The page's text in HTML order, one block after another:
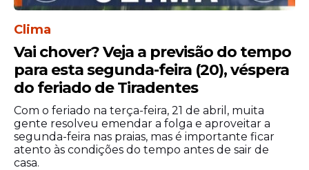
Clima
Vai chover? Veja a previsão do tempo
para esta segunda-feira (20), véspera
do feriado de Tiradentes
Com o feriado na terça-feira, 21 de abril, muita
gente resolveu emendar a folga e aproveitar a
segunda-feira nas praias, mas é importante ficar
atento às condições do tempo antes de sair de
casa.